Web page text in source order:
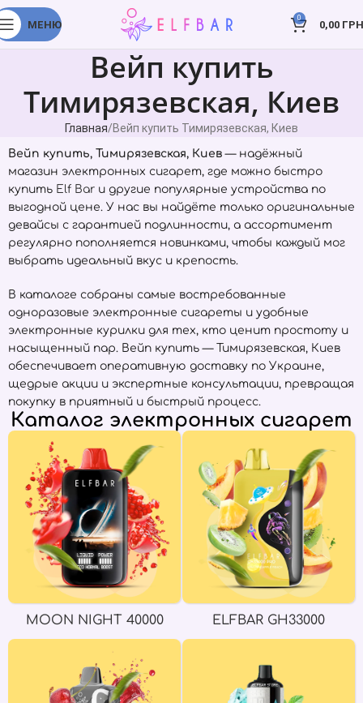
МЕНЮ
0
0,00
Вейп купить
Тимирязевская, Киев
Главная Вейп купить Тимирязевская, Киев
Вейп купить, Тимирязевская, Киев — надёжный
магазин электронных сигарет, где можно быстро
купить Elf Bar и другие популярные устройства по
выгодной цене. У нас вы найдёте только оригинальные
девайсы с гарантией подлинности, а ассортимент
регулярно пополняется новинками, чтобы каждый мог
выбрать идеальный вкус и крепость.
В каталоге собраны самые востребованные
одноразовые электронные сигареты и удобные
электронные курилки для тех, кто ценит простоту и
насыщенный пар. Вейп купить — Тимирязевская, Киев
обеспечивает оперативную доставку по Украине,
щедрые акции и экспертные консультации, превращая
покупку в приятный и быстрый процесс.
Каталог электронных сигарет
MOON NIGHT 40000 ELFBAR GH33000